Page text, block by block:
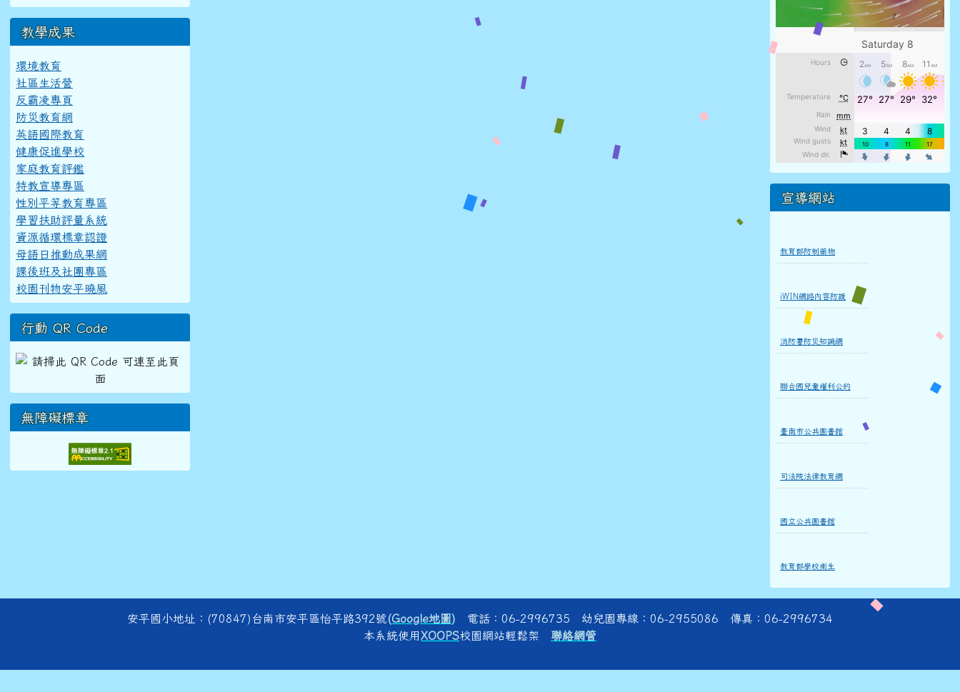
教學成果
環境教育
社區生活營
反霸凌專頁
防災教育網
英語國際教育
健康促進學校
家庭教育評鑑
特教宣導專區
性別平等教育專區
學習扶助評量系統
資源循環標章認證
母語日推動成果網
課後班及社團專區
校園刊物安平曉風
行動 QR Code
無障礙標章
宣導網站
教育部防制藥物
iWIN網路內容防護
消防署防災知識網
聯合國兒童權利公約
臺南市公共圖書館
司法院法律教育網
國立公共圖書館
教育部學校衛生
頁尾區域內容安平國小地址：(70847)台南市安平區怡平路392號(Google地圖 )
電話：06-2996735 幼兒園專線：06-2955086 傳真：06-2996734
本系統使用 XOOPS校園網站輕鬆架 聯絡網管